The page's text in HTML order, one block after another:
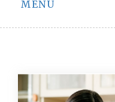
MENU